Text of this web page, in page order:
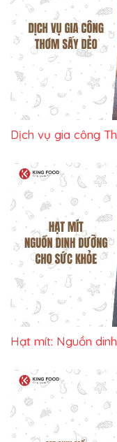
Dịch vụ gia công
Hạt mít: Nguồn